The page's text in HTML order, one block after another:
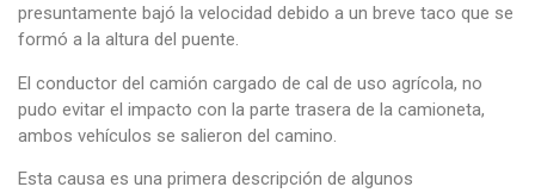
presuntamente bajó la velocidad debido a un breve taco que se
formó a la altura del puente.
El conductor del camión cargado de cal de uso agrícola, no
pudo evitar el impacto con la parte trasera de la camioneta,
ambos vehículos se salieron del camino.
Esta causa es una primera descripción de algunos